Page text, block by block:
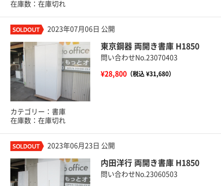
在庫数：在庫切れ
2023年07月06日 公開
東京鋼器 両開き書庫 H1850
問い合わせNo.23070403
¥28,800（税込 ¥31,680）
カテゴリー：書庫
在庫数：在庫切れ
2023年06月23日 公開
内田洋行 両開き書庫 H1850
問い合わせNo.23060503